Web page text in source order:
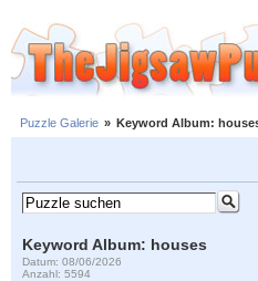
Puzzle Galerie » Keyword Album:
Keyword Album: houses
Datum: 08/06/2026
Anzahl: 5594